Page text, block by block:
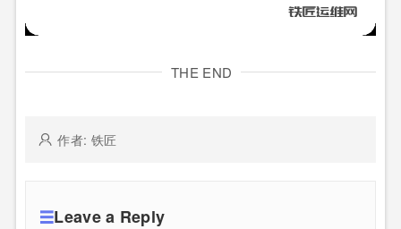
THE END
作者: 铁匠
Leave a Reply